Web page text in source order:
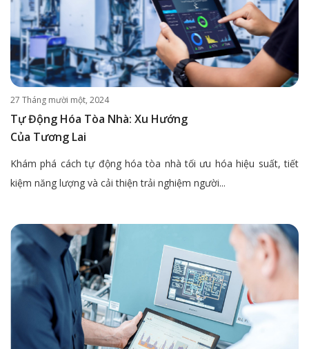
27 Tháng mười một, 2024
Tự Động Hóa Tòa Nhà: Xu Hướng
Của Tương Lai
Khám phá cách tự động hóa tòa nhà tối ưu hóa hiệu suất, tiết
kiệm năng lượng và cải thiện trải nghiệm người...